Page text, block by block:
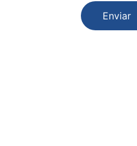
Enviar